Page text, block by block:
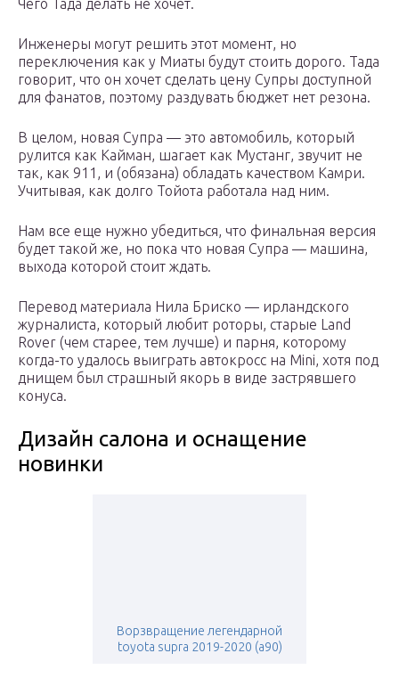
Чего Тада делать не хочет.
Инженеры могут решить этот момент, но
переключения как у Миаты будут стоить дорого. Тада
говорит, что он хочет сделать цену Супры доступной
для фанатов, поэтому раздувать бюджет нет резона.
В целом, новая Супра — это автомобиль, который
рулится как Кайман, шагает как Мустанг, звучит не
так, как 911, и (обязана) обладать качеством Камри.
Учитывая, как долго Тойота работала над ним.
Нам все еще нужно убедиться, что финальная версия
будет такой же, но пока что новая Супра — машина,
выхода которой стоит ждать.
Перевод материала Нила Бриско — ирландского
журналиста, который любит роторы, старые Land
Rover (чем старее, тем лучше) и парня, которому
когда-то удалось выиграть автокросс на Mini, хотя под
днищем был страшный якорь в виде застрявшего
конуса.
Дизайн салона и оснащение
новинки
Ворзвращение легендарной
toyota supra 2019-2020 (a90)